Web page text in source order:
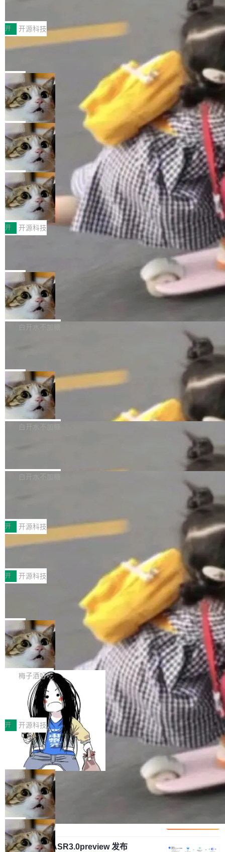
常维护操作，并完整支持 Iceberg V3 格式。
村国家自主创新示范区会议中心开幕。本届大会
由中关村智联软件服务业质量创新联盟主办，以
“智构可信·质创未来——AI原生时代的质量新范
式”为主题，直面AI从实验室走向规模化产业落地
的核心质量命题。会上，《2026智能研发生产力
工具选型手册》发布，Testin云测的Testin XAge
nt智能测试系统入选AI测试领域代表产品。对CI
O而言，这提示了一个转变：AI测试正在从效率
工具升级为企业的质量基础设施。 CIO面对的新
现实 过去两年，CIO们的焦虑清单上多了两项：
一是如何让大模型和智能体应用安全地从PoC走
向生产，二是如何让测试团队跟得上AI应用...
开 开源科技
让非法状态不可表示：一篇关于 ADT
有一种东西，一旦用过就回不去了。Alex Fedos
eev 管它叫"软件设计的基石"。 他说的东西不新
鲜——代数数据类型（ADT），尤其是和类型
（sum type）。但他说清楚了一件事：这不是类
型系统的学术体操，是日常编码的思维方式。 文
章从一个简单的例子切入。一个网站的深色主题
设置，如果用布尔值 + 可空字段来表示——bool
ean 表示是否可切换，nullable 的默认模式、浅
色方案、深色方案——会产生大量无意义的组
合。方案缺了、配置冲突了、全 null 了。要知道
哪些组合有效，作者说，你得靠"文档、校验、或
者部落知识"。 换个写法。Rust 的 enum，两个
变体：Switchable...
局
Cloudflare 开源内部企业 AI 平台 Clou
dflare OS
Cloudflare 发布了一个开源项目 Cloudflare O
S。如果你只看官方博客，你会觉得这是又一
个"AI 知识库 + 聊天机器人"——每个大厂都在
做，没什么新鲜的。 但 Kenton Varda 在 Twitte
r 上把事情说清楚了： 今天我们发布了 Cloudfla
re OS，一个带连接器的聊天机器人，跟其他所
有科技公司做的一样。只不过，实际上它不一
样。这是 Sandstorm.io 的重制版，我十年前的
那个创业公司。不同的是，这次它构建在 Cloudf
lare Workers 上——我花了九年时间搭建的平台
——并且深度集成了 AI。这基本上是我十年秘密
局
Deno 团队开源 Celld，可自托管的分
布式 Durable Objects
Ryan Dahl 领导的 Deno 团队推出了最新开源项
目 Celld，一个能在自己机器上运行 Cloudflare
Workers 和 Durable Objects 的守护进程。 设
计思路很直接：每个对象是一个独立的 SQLite
数据库，按名称寻址，复制到你自己的 S3 兼容
存储库里。节点之间只通过这个存储库协调——
没有控制平面，没有共识协议。每个对象自带一
个小型数据库，应用天然按分片构建，单个数据
库的竞争和爆炸半径问题在设计层面就被消除
了。 闲置的 cell 会休眠到几乎不占资源。当 cel
l 迁移或唤醒时，新宿主从 S3 恢复 SQLite 数据
库继续执行。存储库是持久化的唯一真相...
局
鲁大师7月新机性能/流畅/AI榜：vivo夺
性能、流畅双第一，三星Galaxy Z系列
新折叠缺席
2026年7月的手机市场，由于存储等硬件成本暴
增，手机厂商的日子也不好过啊，新机速度明显
放缓，因此硝烟味淡了许多。新机参数规格除开
高价的三星折叠（三星Galaxy Z Fold8 Ultra / Z
Fold8 / Z Flip8）外，其余要么是中低端机器，
例如iQOO Z11i、REDMI Note 17、REDMI No
te 17 Pro、OPPO K15，要么是vivo X300 E这
样的次旗舰。 Galaxy Z Fold8 Ultra / Z Fold8 /
Z Flip8三款折叠屏新机均在7月22日发布，且全
部搭载骁龙8 Elite Gen5 for Galaxy，它们本该
开 开源科技
Zed 编辑器团队发布了新项目——DeltaDB，一
个在 git commit 之间记录每一次编辑操作的版
本控制系统。目前处于 Early Access 阶段。 De
ltaDB 的核心思路直接写在 landing page 最显
眼的位置：「Software is made between com
mits」——软件是在 commit 之间写出来的。git
是把这段空隙补上。 回退到任何一次编辑：Delt
aDB 捕获 commit 之间的每一次操作，...
局
SpaceXAI 单季资本开支达 183 亿美元
根据风险投资人Tomer Tunguz 博客（VC 分
析）披露的最新分析与第二季度业绩报告，Spac
微软同期总资本开支的四成。 与亚马逊、Alpha
bet、微软以及 Meta 等传统科技巨头相比，Spa
ceXAI的资金消耗速度尤为引人瞩目。然而，支
撑庞大支出的资金来源却呈现出截然不同的面
貌。数据显示，微软和 Meta 主要依托充沛的经
白开水不加糖
一个在终端里运行的编程 agent；Muse Spark
1.2，驱动这个 agent 的新模型。一句话概括：
你可以用 curl -fsSL https://dev.meta.ai/install.
sh | bash 安装一个能在大项目里自动规划、写
代码、验证结果的 AI 终端工具。 据介绍，Muse
个主 agent 循环，外加一组后台 agent。这些后
局
美团开源 LoHoSearch，用知识图谱校
准 AI 能力认知
机器出题的前提，是让机器拥有全局视野。整个
构建流程可以分为四个环节：建图 → 控制难度
白开水不加糖
库，并将作为transport接入Mooncake TENT。
MPComm将作为一种传输引擎接入Mooncake T
ENT，实现零拷贝传输性能提升30%、非零拷贝
传输性能最高提升5倍。UCL-MPComm底层基
于自研UCL-Engine通信引擎，后续腾讯网平将
持续开源更多基于UCL-Engine的高性能通信组
件。 腾讯网平团队在UCL-MPComm中实现了一
个独立于业务线程的全局通信引擎（Engine），
白开水不加糖
型案例入选名单》，深信服“面向企业研发场景的
开源 AI 编程平台 CoStrict 应用”凭借卓越的技术
创新与落地成效成功入选。 全链路私有化部署，
助力企业AI研发安全落地 当前，越来越多企业已
经开始引入 AI Coding 工具，通过调用公有云模
型或企业内部部署模型提升研发效率。但随着 AI
Coding 从个人辅助工具逐步走向团队级、组织
级应用，企业在规模化落地过程中，对安全性、
可控性和代码质量提出了更高要求。 首先是数据
安全与合规要求。对于大多数普通研发场景，公
有云模型能够满足快速试用和效率提升的需求。
但对于金融、能源、医疗等对数据安全要求较...
开 开源科技
深信服AI算力网关入选工信部人工智能
前不久，工业和信息化部正式发布《2025年人工
智能应用典型案例名单》，集中展示人工智能在
各领域的应用成果，覆盖技术底座、行业赋能、
产品应用、支撑保障、专题等五大方向。深信服
AI算力网关（AI创新平台）成功入选！ 随着各行
各业的Agent走向规模化建设，算力构成形态逐
渐丰富，用户关注的重点也在发生变化：不只是
让AI用起来，还要进一步看清混合算力时代下，
Token花在哪里、算力是否被充分利用，以及持
续增长的AI成本该如何优化。 深信服AI算力网关
正是围绕这些实际问题，从Token治理和成本治
理两个方面，让用户的每一份算力都看得清、管
得住、用得稳、省得下、更安全！ 一、从现在开
始，Token使用一目...
开 开源科技
Jeff Dean 离开 Google：一个时代的结
束，一个实验室的开始
Google 员工编号 20。MapReduce 作者之一。
Bigtable 作者之一。TensorFlow 的作者之一。
Gemini 的架构师。Google 首席科学家。 Jeff D
ean 在 Google 工作了 27 年后，宣布离职。 他
不是一个人走。一同离开的还有 Sanjay Ghema
wat（Google 员工编号 23，Jeff Dean 二十多
年的编程搭档，MapReduce 和 Bigtable 的共同
作者）、Quoc Le（Google 大脑核心成员，Se
q2Seq 和 DocAI 的共同发明人）以及 Oriol Vin
yals（Gemini 联合负责人，AlphaSta...
局
🔥 SolonCode v2026.8.4 发布：界面
字体可调、22 种语言、记忆搜索增强
打开终端就能上岗的全中文编码智能体，这一轮
把「看得清、用母语、记得住」三件事一次补
齐。 SolonCode 是什么 SolonCode 是杭州无
耳科技研发的企业级终端编码智能体——一位全
中文驱动的数字员工，自主理解需求、规划步
骤、编写代码。不挑模型、不挑平台，curl 一行
装完即用。 开源地址：Gitee · GitCode · GitHu
b 安装 支持 Java 8+（8~26）、macOS / Linu
x / Windows / Harmony PC。 # macOS / Linu
x / Harmony PC curl -fsSL https://solon.noea
r.org/solon...
梅子酒好吃
让“代码语义理解”深度释放AI Coding
价值潜能：华为云码道（CodeArts）
代码仓技术解析
一、代码仓深度理解技术的作用与价值 在软件工
程实践中，代码仓是企业核心知识资产的主要载
体。企业级代码仓库通常包含数十万乃至数百万
个文件，其规模远超单次模型调用可承载的上下
文窗口。随着项目规模的持续扩张与代码历史的
不断累积，代码仓中的模块关系、接口契约、业
务逻辑等关键信息往往分散于数十乃至数百个文
件之中，形成高度复杂的知识关联网络。传统的
代码检索手段（如关键词匹配、目录遍历）仅能
在语法层面完成文本定位，难以触及代码的语义
内涵与结构关联，导致开发者使用代码智能体在
理解大规模代码仓时面临显著"代码仓理解"瓶
开 开源科技
一条“删库”命令跑 17 小时，算法工程
师删光 89TB 数据只为干私活
最高人民检察院8月4日公布了一起案件：北京一
名90后算法工程师王某，为了给自己接的私活腾
服务器空间，删光了公司AI游戏部门的全部核心
数据。 王某2024年1月入职东城区某科技公司AI
短剧部门，有互联网大厂背景。在公司内部架构
调整期间，部门三次通知全员将数据从A集群迁
移到B集群，王某都回复了"收到"。 他没有迁移
数据。2024年9月3日下午4点，他使用此前登录
局
Cloudflare 分享推理优化实践：KV ca
che 量化 + 权重压缩，吞吐量提升 4
1%，成本降 30%
Kimi 和 GLM 是当前最强的大模型系列之一，但
它们有一个共同的问题：太吃显存了。月之暗面
的 Kimi K 系列和智谱的 GLM 都是长上下文、M
oE 架构的大模型，好用到让人上瘾，但 GPU 显
局
腾讯混元 Hy ASR3.0preview 发布